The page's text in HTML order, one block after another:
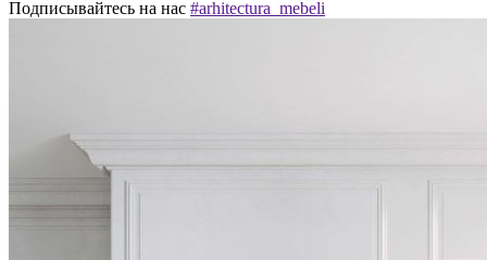
Подписывайтесь на нас #arhitectura_mebeli